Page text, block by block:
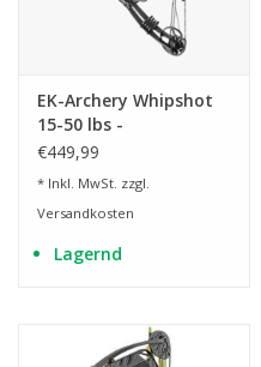
EK-Archery Whipshot
15-50 lbs -
Compoundbogen mit
€449,99
* Inkl. MwSt. zzgl.
Versandkosten
Lagernd